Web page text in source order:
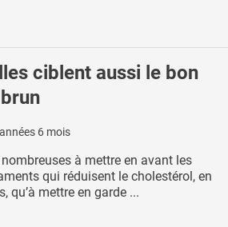
ciblent aussi le bon
6 mois
à mettre en avant les
qui réduisent le cholestérol, en
qu’à mettre en garde ...